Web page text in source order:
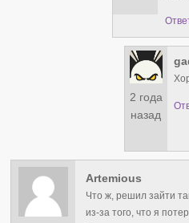
2 года
назад
Artemious
Что ж, решил зайти
из-за того, что я